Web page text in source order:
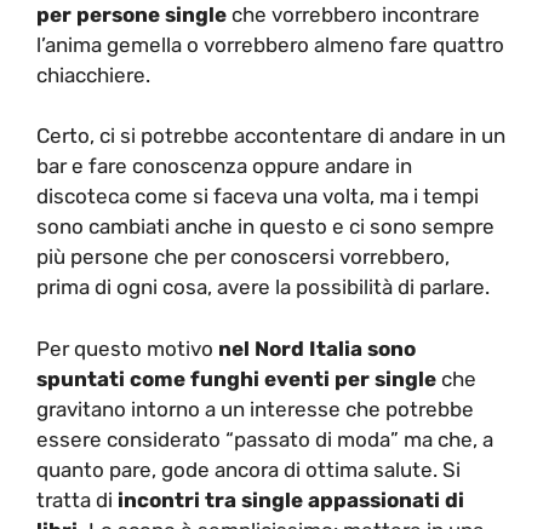
per persone single che vorrebbero incontrare
l’anima gemella o vorrebbero almeno fare quattro
chiacchiere.
Certo, ci si potrebbe accontentare di andare in un
bar e fare conoscenza oppure andare in
discoteca come si faceva una volta, ma i tempi
sono cambiati anche in questo e ci sono sempre
più persone che per conoscersi vorrebbero,
prima di ogni cosa, avere la possibilità di parlare.
Per questo motivo nel Nord Italia sono
spuntati come funghi eventi per single che
gravitano intorno a un interesse che potrebbe
essere considerato “passato di moda” ma che, a
quanto pare, gode ancora di ottima salute. Si
tratta di incontri tra single appassionati di